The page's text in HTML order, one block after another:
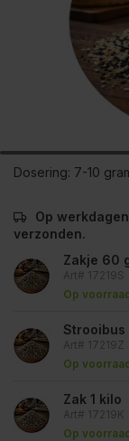
Dosering: 7-10
Op
verzonden.
Zakje 60
Art# 17219S
Op
Strooibus
Art# 17219Z
Op
Zak 1 kilo
Art# 17219K
Op